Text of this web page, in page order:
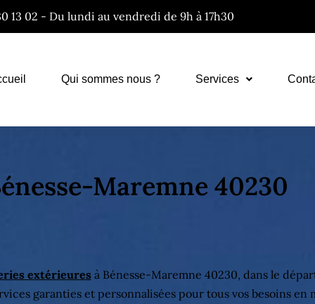
13 02 - Du lundi au vendredi de 9h à 17h30
Qui sommes nous ? Services
Maremne 40230
extérieuresà Bénesse-Maremne 40230, dans le
garanties et personnalisées pour tous vos besoins